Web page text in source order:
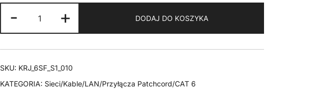
-
Kabel
RJ45
CAT
6
AWG27
+ DODAJ DO KOSZYKA
SKU: KRJ_6SF_S1_010
KATEGORIA: Sieci/Kable/LAN/Przyłącza Patchcord/CAT 6